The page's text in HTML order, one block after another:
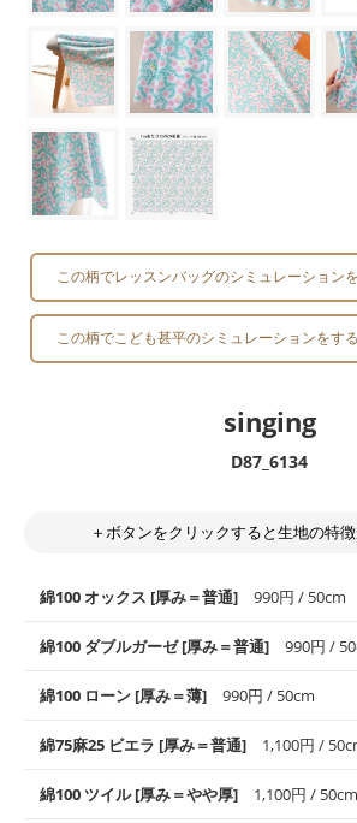
この柄でレッスンバッグのシミュレーション
この柄でこども甚平のシミュレーションをする
singing
D87_6134
＋ボタンをクリックすると生地の特
綿100 オックス [厚み＝普通] 990円 / 50cm
使いやすさNo.1！しなやかさと適度な張り
高さがオックス生地の特徴です。当サイトの
般にお使いいただけます。
※レッスンバッグ、上履き袋などの通園通学
綿100 ダブルガーゼ [厚み＝普通] 990円 /
柔らかくふんわりとした肌触りが特徴です
チなど直接肌に触れるアイテムに最適です。
す。
綿100 ローン [厚み＝薄] 990円 / 50cm
上質で薄手の平織りの生地です。軽やかさ
良さが魅力。透け感があるので、涼しげなト
綿75麻25 ビエラ [厚み＝普通] 1,100円 /
綿100 ツイル [厚み＝やや厚] 1,100円 / 50cm